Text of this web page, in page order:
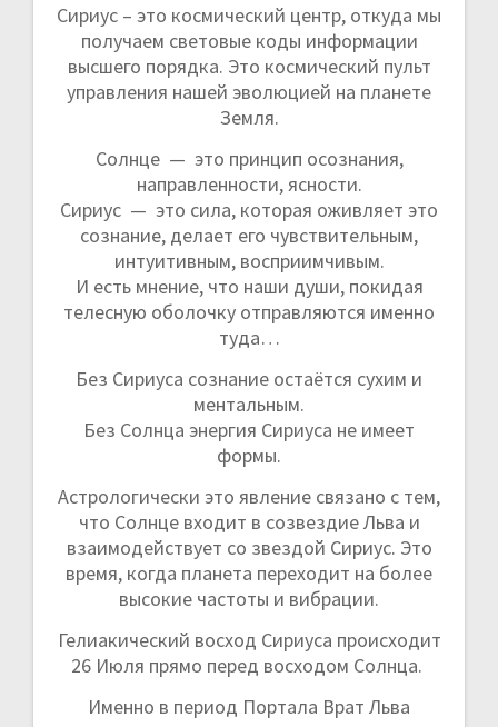
Сириус – это космический центр, откуда мы
получаем световые коды информации
высшего порядка. Это космический пульт
управления нашей эволюцией на планете
Земля.
Солнце — это принцип осознания,
направленности, ясности.
Сириус — это сила, которая оживляет это
сознание, делает его чувствительным,
интуитивным, восприимчивым.
И есть мнение, что наши души, покидая
телесную оболочку отправляются именно
туда…
Без Сириуса сознание остаётся сухим и
ментальным.
Без Солнца энергия Сириуса не имеет
формы.
Астрологически это явление связано с тем,
что Солнце входит в созвездие Льва и
взаимодействует со звездой Сириус. Это
время, когда планета переходит на более
высокие частоты и вибрации.
Гелиакический восход Сириуса происходит
26 Июля прямо перед восходом Солнца.
Именно в период Портала Врат Льва